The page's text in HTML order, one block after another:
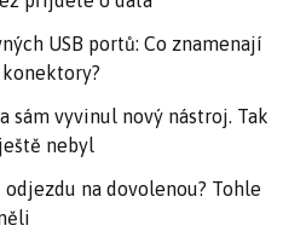
USB portů: Co znamenají
sám vyvinul nový nástroj. Tak
nebyl
na dovolenou? Tohle